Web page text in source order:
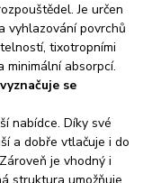
Je určen
vyhlazování povrchů
tixotropními
absorpcí.
se
nabídce. Díky své
a dobře vtlačuje i do
je vhodný i